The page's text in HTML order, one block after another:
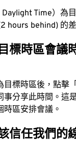
Time）為
hours behind) 的
標時區會議
目標時區後，點擊
事分享此時間。這
區安排會議。
信任我們的